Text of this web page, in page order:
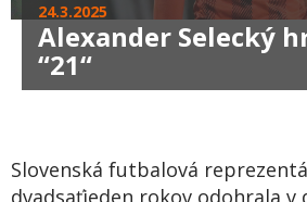
24.3.2025
Alexander Selecký
“21“
Slovenská futbalová
dvadsaťjeden rokov odohrala v